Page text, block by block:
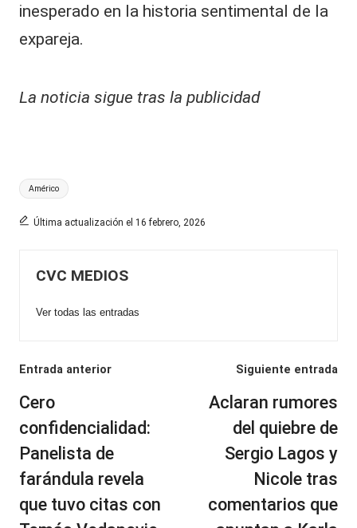
inesperado en la historia sentimental de la
expareja.
La noticia sigue tras la publicidad
Etiquetas:
Américo
Última actualización el 16 febrero, 2026
CVC MEDIOS
Ver todas las entradas
Navegación
de
entradas
Entrada anterior
Cero
confidencialidad:
Panelista de
farándula revela
que tuvo citas con
Siguiente entrada
Aclaran rumores
del quiebre de
Sergio Lagos y
Nicole tras
comentarios que